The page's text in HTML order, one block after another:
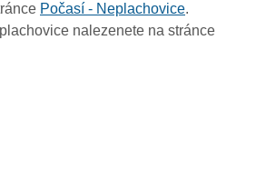
Počasí - Neplachovice.
nalezenete na stránce